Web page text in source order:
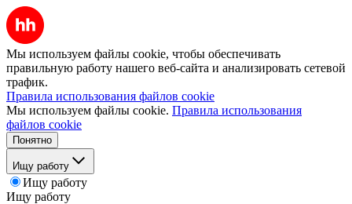
Мы используем файлы cookie, чтобы обеспечивать
правильную работу нашего веб-сайта и анализировать сетевой
трафик.
Правила использования файлов cookie
Мы используем файлы cookie. Правила использования
файлов cookie
Понятно
Ищу работу
Ищу работу
Ищу работу